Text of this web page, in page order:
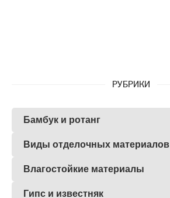
РУБРИКИ
Бамбук и ротанг
Виды отделочных материалов
Влагостойкие материалы
Гипс и известняк